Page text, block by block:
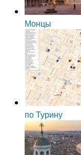
Монцы
по Турину